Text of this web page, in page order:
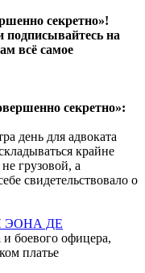
секретно»!
подписывайтесь на
всё самое
секретно»:
день для адвоката
крайне
грузовой, а
свидетельствовало о
ЭОНА ДЕ
и боевого офицера,
платье